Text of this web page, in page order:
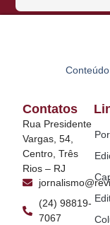
Contatos
Rua Presidente
Vargas, 54,
Centro, Três
Rios – RJ
(24) 98819-
7067